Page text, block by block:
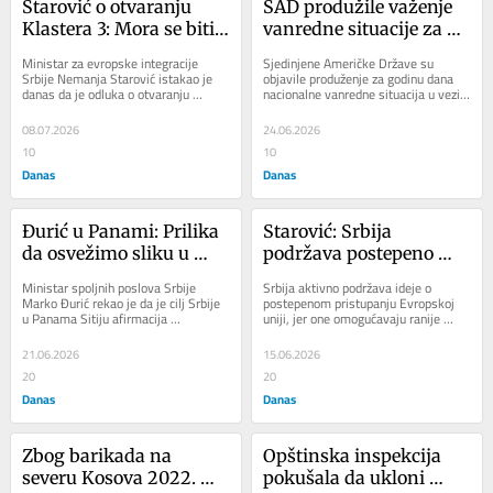
Starović o otvaranju
Klastera 3: Mora se biti
stvar
Ministar za evropske integracije
Srbije Nemanja Starović istakao je
danas da je odluka o otvaranju
Klastera 3 u pregovaračkom procesu
o člansvtu...
08.07.2026
10
Danas
SAD produžile važenje
vanredne situacije za
miru
Sjedinjene Američke Države su
objavile produženje za godinu dana
nacionalne vanredne situacija u vezi
sa Zapadnim Balkanom, nakon 26.
juna 2026....
24.06.2026
10
Danas
Đurić u Panami: Prilika
da osvežimo sliku u
Ministar spoljnih poslova Srbije
Marko Đurić rekao je da je cilj Srbije
u Panama Sitiju afirmacija
bilateralnih odnosa sa zemljama u
tom delu sveta,...
21.06.2026
20
Danas
Starović: Srbija
podržava postepeno
Srbija aktivno podržava ideje o
postepenom pristupanju Evropskoj
uniji, jer one omogućavaju ranije
koristi za građane i privredu, uz
jasno...
15.06.2026
20
Danas
Zbog barikada na
severu Kosova 2022.
Opštinska inspekcija
pokušala da ukloni